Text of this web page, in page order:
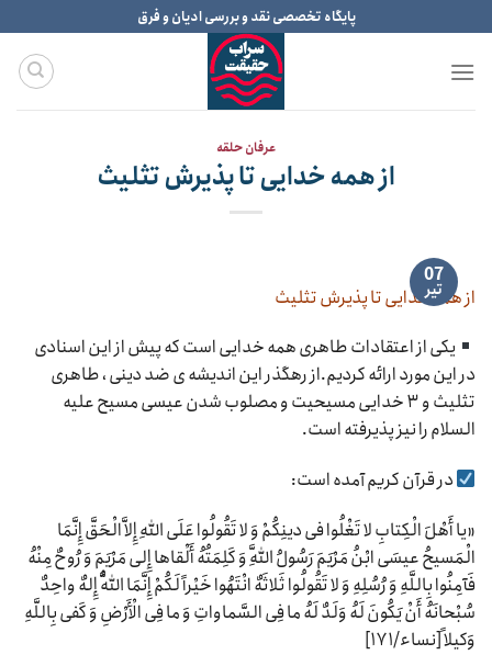
to
content
پایگاه تخصصی نقد و بررسی ادیان و فرق
عرفان حلقه
از همه خدایی تا پذیرش تثلیث
07
تیر
از همه خدایی تا پذیرش تثلیث
یکی از اعتقادات طاهری همه خدایی است که پیش از این اسنادی
در این مورد ارائه کردیم.از رهگذر این اندیشه ی ضد دینی ، طاهری
تثلیث و ۳ خدایی مسیحیت و مصلوب شدن عیسی مسیح علیه
السلام را نیز پذیرفته است.
در قرآن کریم آمده است:
«یا أَهْلَ الْکِتابِ لا تَغْلُوا فی‏ دینِکُمْ وَ لا تَقُولُوا عَلَى اللهِ إِلاَّ الْحَقَّ إِنَّمَا
الْمَسیحُ عیسَى ابْنُ مَرْیَمَ رَسُولُ اللَّهِ وَ کَلِمَتُهُ أَلْقاها إِلى‏ مَرْیَمَ وَ رُوحٌ مِنْهُ
فَآمِنُوا بِاللَّهِ وَ رُسُلِهِ وَ لا تَقُولُوا ثَلاثَهٌ انْتَهُوا خَیْراً لَکُمْ إِنَّمَا اللَّهُ إِلهٌ واحِدٌ
سُبْحانَهُ أَنْ یَکُونَ لَهُ وَلَدٌ لَهُ ما فِی السَّماواتِ وَ ما فِی الْأَرْضِ وَ کَفى‏ بِاللَّهِ
وَکیلاً [نساء/۱۷۱]